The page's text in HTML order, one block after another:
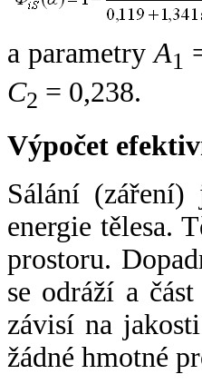
a parametryA1
C2 = 0,238.
Výpočet
Sálání (záření)
energie tělesa.
prostoru.
se odráží a
závisí na
žádné hmotné